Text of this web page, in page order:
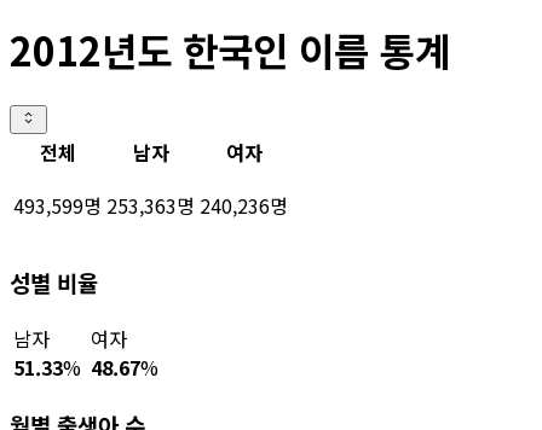
2012년도 한국인 이름 통계
전체 남자
여자
493,599명 253,363명 240,236명
성별 비율
남자
51.33%
여자
48.67%